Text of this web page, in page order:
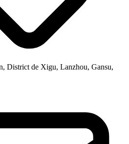
District de Xigu, Lanzhou, Gansu,